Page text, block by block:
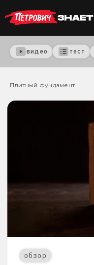
видео тест
Плитный фундамент
обзор